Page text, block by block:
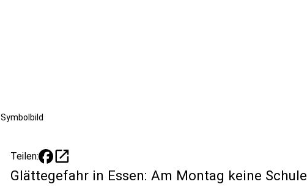
Symbolbild
Teilen: open_in_new
Glättegefahr in Essen: Am Montag keine